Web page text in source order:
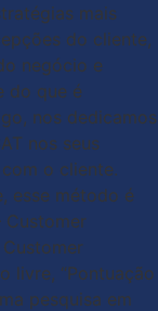
mais
do cliente,
negócio e
do que é
nos dedicamos
nos seus
o cliente.
esse método é
livre, “Pontuação
pesquisa em